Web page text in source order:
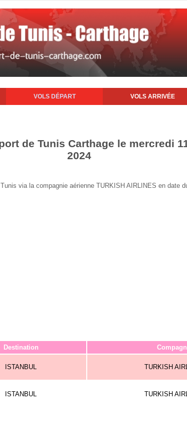
VOLS DÉPART VOLS ARRIVÉE
de Tunis Carthage le mercredi
2024
via la compagnie aérienne TURKISH AIRLINES en date
Destination
ISTANBUL TURKISH
ISTANBUL TURKISH